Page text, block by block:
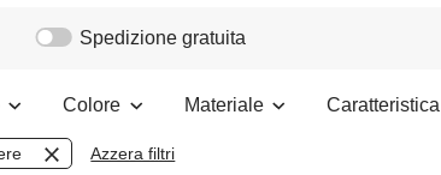
Spedizione gratuita
Colore Materiale Caratteristica
Azzera filtri